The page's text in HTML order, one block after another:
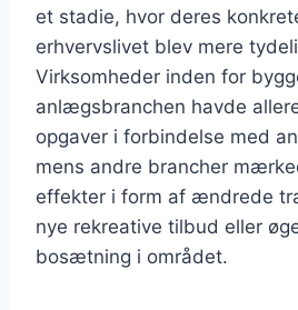
et stadie, hvor deres
erhvervslivet blev mere
Virksomheder inden for
anlægsbranchen havde
opgaver i forbindelse med
mens andre brancher
effekter i form af ændrede
nye rekreative tilbud eller
bosætning i området.